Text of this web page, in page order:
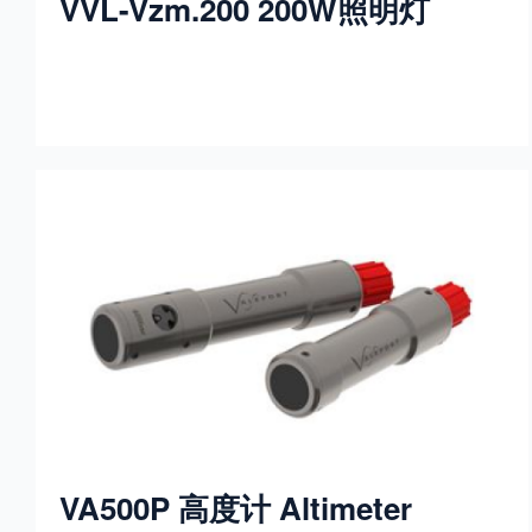
VVL-Vzm.200 200W照明灯
VA500P 高度计 Altimeter